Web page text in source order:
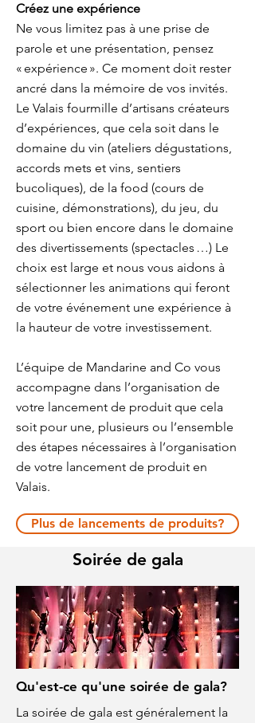
Créez une expérience
Ne vous limitez pas à une prise de
parole et une présentation, pensez
« expérience ». Ce moment doit rester
ancré dans la mémoire de vos invités.
Le Valais fourmille d’artisans créateurs
d’expériences, que cela soit dans le
domaine du vin (ateliers dégustations,
accords mets et vins, sentiers
bucoliques), de la food (cours de
cuisine, démonstrations), du jeu, du
sport ou bien encore dans le domaine
des divertissements (spectacles …) Le
choix est large et nous vous aidons à
sélectionner les animations qui feront
de votre événement une expérience à
la hauteur de votre investissement.
L’équipe de Mandarine and Co vous
accompagne dans l’organisation de
votre lancement de produit que cela
soit pour une, plusieurs ou l’ensemble
des étapes nécessaires à l’organisation
de votre lancement de produit en
Valais.
Plus de lancements de produits?
Soirée de gala
Qu'est-ce qu'une soirée de gala?
La soirée de gala est généralement la